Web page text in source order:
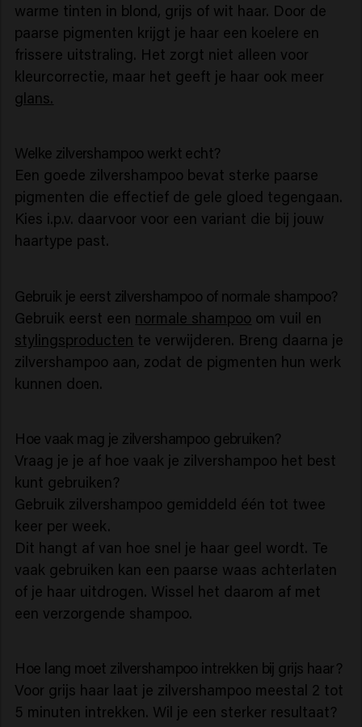
warme tinten in blond, grijs of wit haar. Door de
paarse pigmenten krijgt je haar een koelere en
frissere uitstraling. Het zorgt niet alleen voor
kleurcorrectie, maar het geeft je haar ook meer
glans.
Welke zilvershampoo werkt echt?
Een goede zilvershampoo bevat sterke paarse
pigmenten die effectief de gele gloed tegengaan.
Kies i.p.v. daarvoor voor een variant die bij jouw
haartype past.
Gebruik je eerst zilvershampoo of normale shampoo?
Gebruik eerst een normale shampoo om vuil en
stylingsproducten te verwijderen. Breng daarna je
zilvershampoo aan, zodat de pigmenten hun werk
kunnen doen.
Hoe vaak mag je zilvershampoo gebruiken?
Vraag je je af hoe vaak je zilvershampoo het best
kunt gebruiken?
Gebruik zilvershampoo gemiddeld één tot twee
keer per week.
Dit hangt af van hoe snel je haar geel wordt. Te
vaak gebruiken kan een paarse waas achterlaten
of je haar uitdrogen. Wissel het daarom af met
een verzorgende shampoo.
Hoe lang moet zilvershampoo intrekken bij grijs haar?
Voor grijs haar laat je zilvershampoo meestal 2 tot
5 minuten intrekken. Wil je een sterker resultaat?